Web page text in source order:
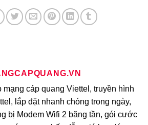
mạng cáp quang Viettel, truyền hình
lắp đặt nhanh chóng trong ngày,
bị Modem Wifi 2 băng tần, gói cước